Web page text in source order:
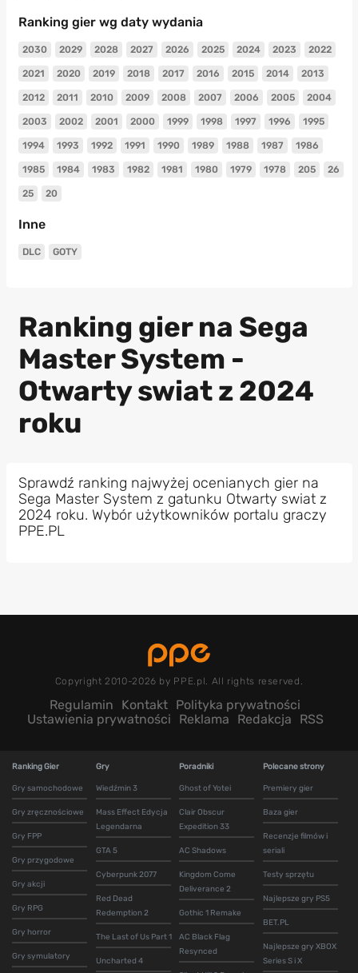
Ranking gier wg daty wydania
2030 2029 2028 2027 2026 2025 2024 2023 2022
2021 2020 2019 2018 2017 2016 2015 2014 2013
2012 2011 2010 2009 2008 2007 2006 2005 2004
2003 2002 2001 2000 1999 1998 1997 1996 1995
1994 1993 1992 1991 1990 1989 1988 1987 1986
1985 1984 1983 1982 1981 1980 1979 1978 205 26
25 20
Inne
DLC GOTY
Ranking gier na Sega
Master System -
Otwarty swiat z 2024
roku
Sprawdź ranking najwyżej ocenianych gier na
Sega Master System z gatunku Otwarty swiat z
2024 roku. Wybór użytkowników portalu graczy
PPE.PL
Copyright 2010-2026 by PPE.pl. All rights reserved.
Regulamin Kontakt Polityka prywatności
Ustawienia prywatności
Reklama Redakcja RSS
Ranking Gier
Gry samochodowe
Gry zręcznościowe
Gry FPP
Gry przygodowe
Gry akcji
Gry RPG
Gry horror
Gry symulatory
Gry
Wiedźmin 3
Mass Effect Edycja
Legendarna
GTA 5
Cyberpunk 2077
Red Dead
Redemption 2
The Last of Us Part 1
Uncharted 4
Poradniki
Ghost of Yotei
Clair Obscur
Expedition 33
AC Shadows
Kingdom Come
Deliverance 2
Gothic 1 Remake
AC Black Flag
Resynced
Polecane strony
Premiery gier
Baza gier
Recenzje filmów i
seriali
Testy sprzętu
Najlepsze gry PS5
BET.PL
Najlepsze gry XBOX
Series S i X